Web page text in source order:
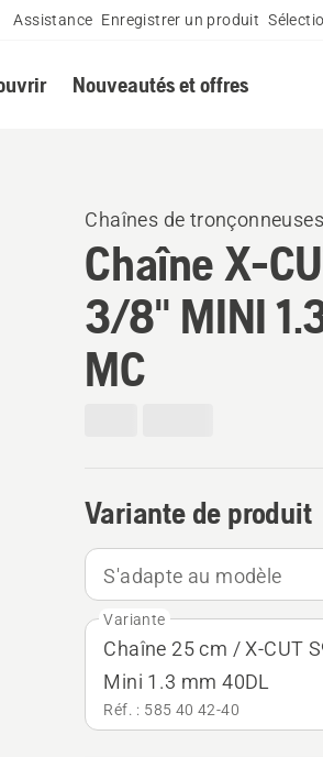
Assistance Enregistrer un produit
Nouveautés et offres
Chaînes de tronçonneuses
Chaîne X-
3/8" MINI
MC
Variante de produit
S'adapte au modèle
Variante
Chaîne 25 cm / X-CUT
Mini 1.3 mm 40DL
Réf. : 585 40 42‑40